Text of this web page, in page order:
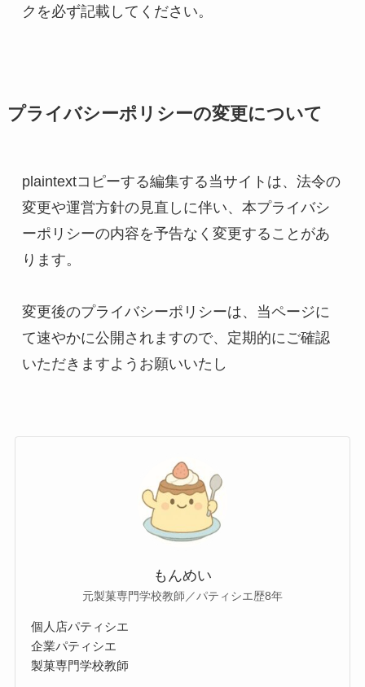
クを必ず記載してください。
プライバシーポリシーの変更について
plaintextコピーする編集する当サイトは、法令の
変更や運営方針の見直しに伴い、本プライバシ
ーポリシーの内容を予告なく変更することがあ
ります。
変更後のプライバシーポリシーは、当ページに
て速やかに公開されますので、定期的にご確認
いただきますようお願いいたし
もんめい
元製菓専門学校教師／パティシエ歴8年
個人店パティシエ
企業パティシエ
製菓専門学校教師